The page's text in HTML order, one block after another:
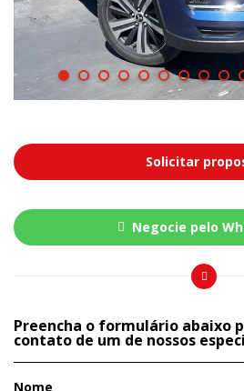
Solicitar
Negocie pelo
Preencha o formulário abaixo
contato de um de nossos
Nome